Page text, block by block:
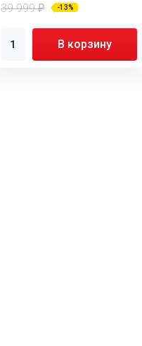
39 999₽ -13%
В корзину